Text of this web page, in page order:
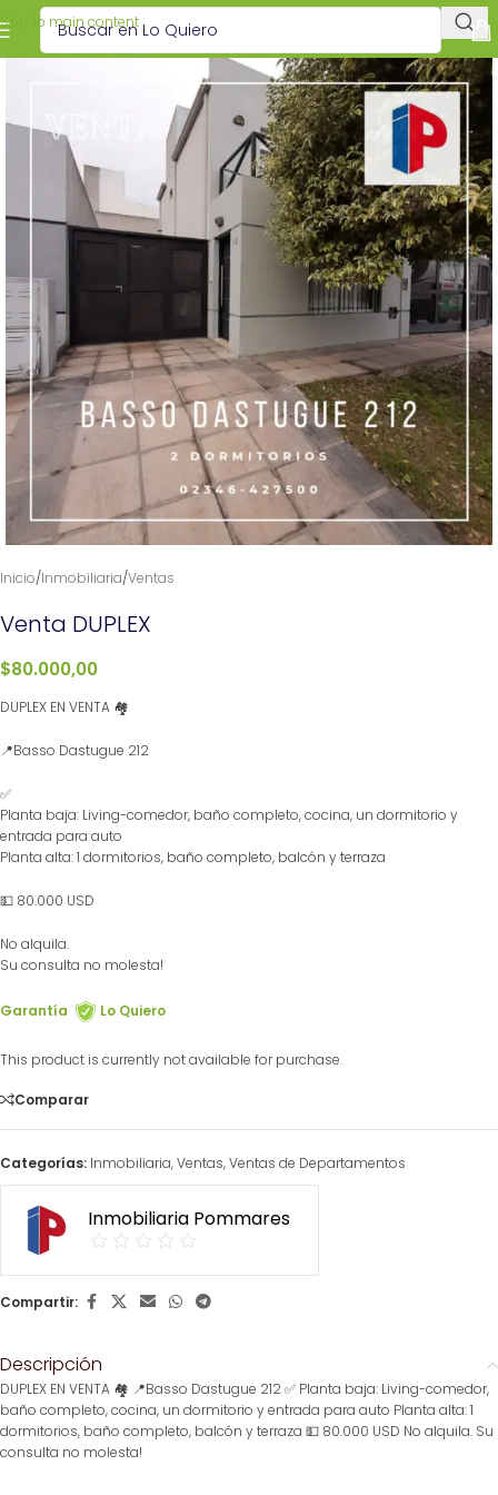
Skip to main content
Inicio/Inmobiliaria/Ventas
Venta DUPLEX
$80.000,00
DUPLEX EN VENTA 🏘️
📍Basso Dastugue 212
✅
Planta baja: Living-comedor, baño completo, cocina, un dormitorio y
entrada para auto
Planta alta: 1 dormitorios, baño completo, balcón y terraza
💵 80.000 USD
No alquila.
Su consulta no molesta!
Garantía Lo Quiero
This product is currently not available for purchase.
Comparar
Categorías: Inmobiliaria,Ventas,Ventas de Departamentos
Inmobiliaria Pommares
Compartir:
Descripción
DUPLEX EN VENTA 🏘️ 📍Basso Dastugue 212 ✅ Planta baja: Living-comedor,
baño completo, cocina, un dormitorio y entrada para auto Planta alta: 1
dormitorios, baño completo, balcón y terraza 💵 80.000 USD No alquila. Su
consulta no molesta!